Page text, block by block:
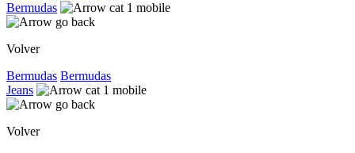
Bermudas
Volver
Bermudas Bermudas
Jeans
Volver